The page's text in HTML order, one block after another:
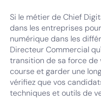
Si le métier de Chief
dans les entreprises
numérique dans les
Directeur Commercial
transition de sa force de
course et garder une
vérifiez que vos
techniques et outils de